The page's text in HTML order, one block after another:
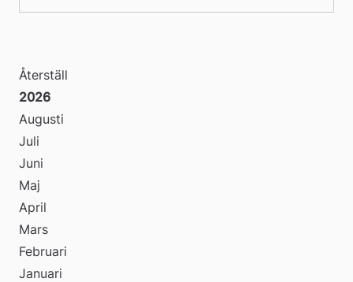
Återställ
2026
Augusti
Juli
Juni
Maj
April
Mars
Februari
Januari